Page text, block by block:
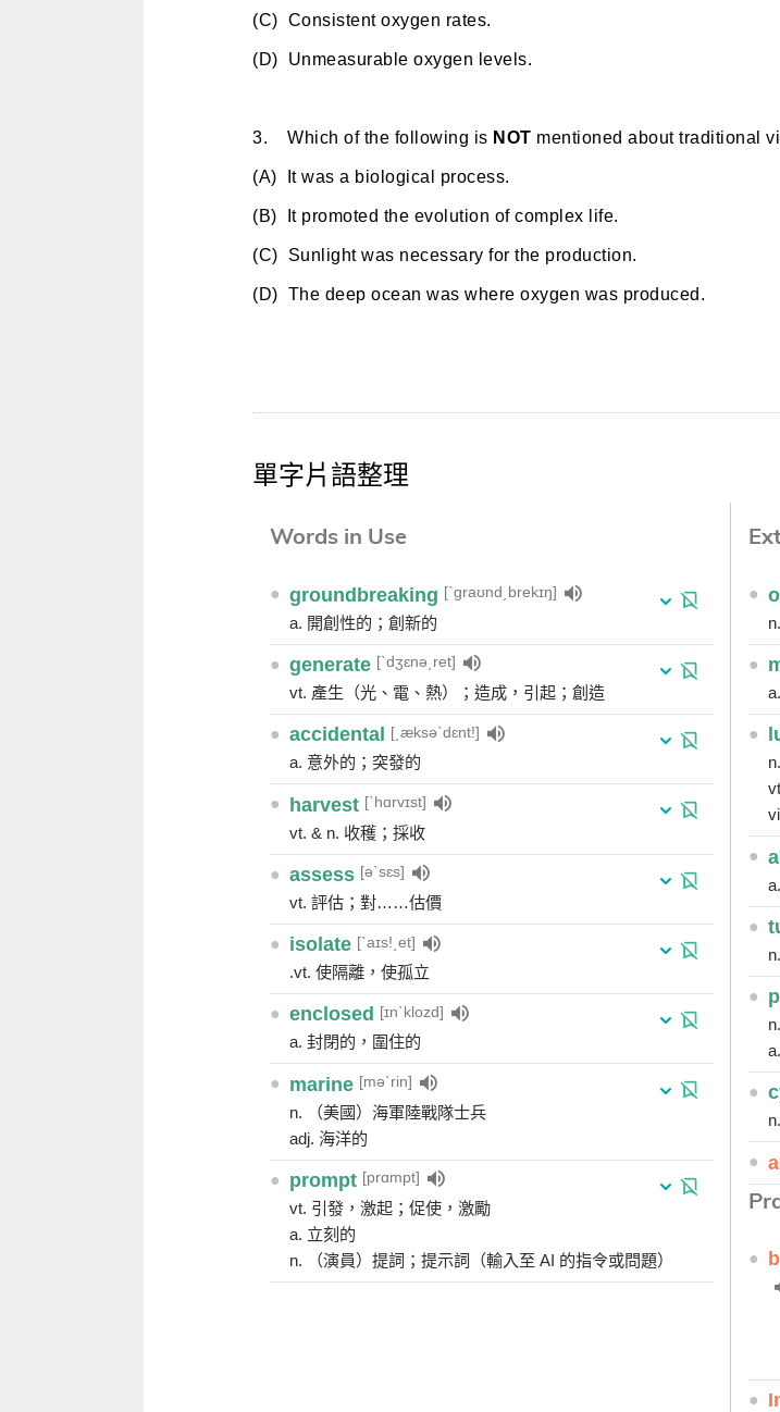
(C) Consistent oxygen rates.
(D) Unmeasurable oxygen levels.
3. Which of the following is NOT mentioned about traditional
(A) It was a biological process.
(B) It promoted the evolution of complex life.
(C) Sunlight was necessary for the production.
(D) The deep ocean was where oxygen was produced.
單字片語整理
Words in Use
● groundbreaking [ˋgraʊnd͵brekɪŋ]
a. 開創性的；創新的
● generate [ˋdʒɛnə͵ret]
vt. 產生（光、電、熱）；造成，引起；創造
● accidental [͵æksəˋdɛnt!]
a. 意外的；突發的
● harvest [ˋhɑrvɪst]
vt. & n. 收穫；採收
● assess [əˋsɛs]
vt. 評估；對……估價
● isolate [ˋaɪs!͵et]
.vt. 使隔離，使孤立
● enclosed [ɪnˋklozd]
a. 封閉的，圍住的
● marine [məˋrin]
n. （美國）海軍陸戰隊士兵
adj. 海洋的
● prompt [prɑmpt]
vt. 引發，激起；促使，激勵
a. 立刻的
n. （演員）提詞；提示詞（輸入至 AI 的指令或問題）
●
●
●
●
●
●
●
●
●
●